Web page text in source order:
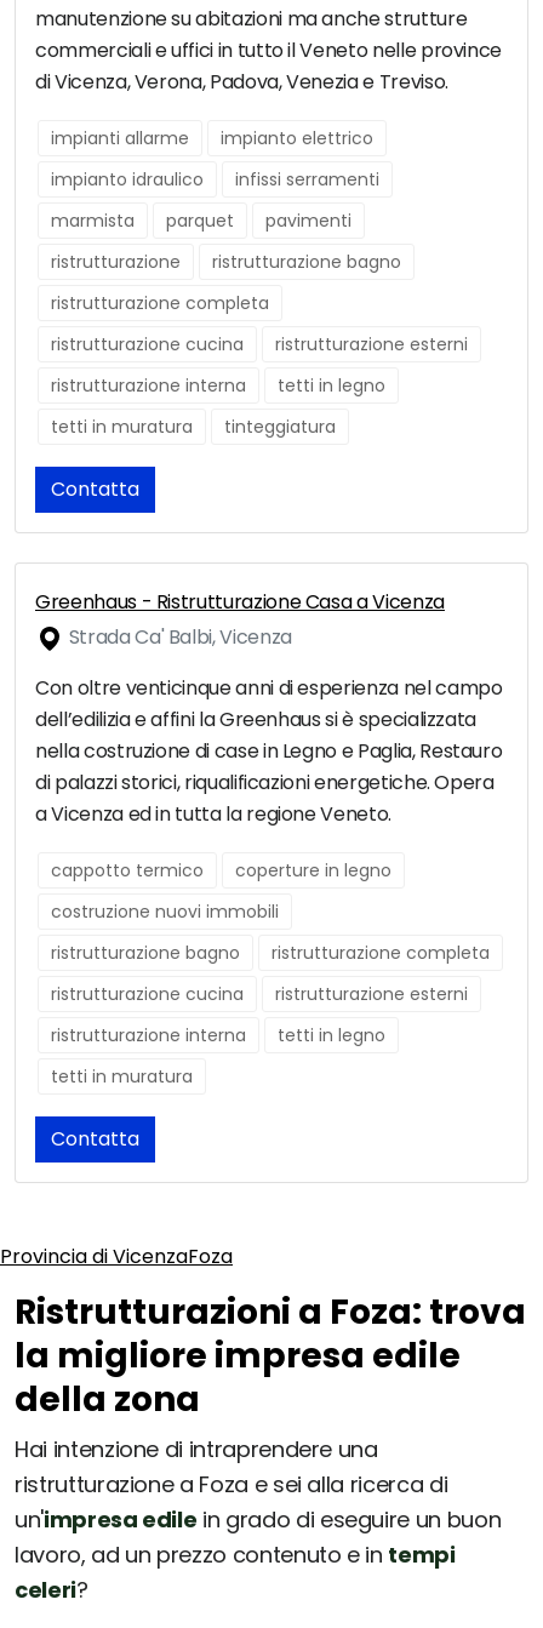
manutenzione su abitazioni ma anche strutture
commerciali e uffici in tutto il Veneto nelle province
di Vicenza, Verona, Padova, Venezia e Treviso.
impianti allarme
impianto elettrico
impianto idraulico
infissi serramenti
marmista
parquet
pavimenti
ristrutturazione
ristrutturazione bagno
ristrutturazione completa
ristrutturazione cucina
ristrutturazione esterni
ristrutturazione interna
tetti in legno
tetti in muratura
tinteggiatura
Contatta
Greenhaus - Ristrutturazione Casa a Vicenza
Strada Ca' Balbi, Vicenza
Con oltre venticinque anni di esperienza nel campo
dell’edilizia e affini la Greenhaus si è specializzata
nella costruzione di case in Legno e Paglia, Restauro
di palazzi storici, riqualificazioni energetiche. Opera
a Vicenza ed in tutta la regione Veneto.
cappotto termico
coperture in legno
costruzione nuovi immobili
ristrutturazione bagno
ristrutturazione completa
ristrutturazione cucina
ristrutturazione esterni
ristrutturazione interna
tetti in legno
tetti in muratura
Contatta
Provincia di VicenzaFoza
Ristrutturazioni a Foza: trova
la migliore impresa edile
della zona
Hai intenzione di intraprendere una
ristrutturazione a Foza e sei alla ricerca di
un'impresa edile in grado di eseguire un buon
lavoro, ad un prezzo contenuto e in tempi
celeri?